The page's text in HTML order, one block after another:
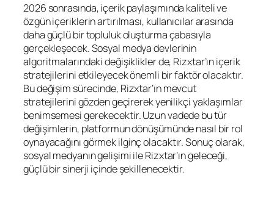
2026 sonrasında, içerik paylaşımında kaliteli ve
özgün içeriklerin artırılması, kullanıcılar arasında
daha güçlü bir topluluk oluşturma çabasıyla
gerçekleşecek. Sosyal medya devlerinin
algoritmalarındaki değişiklikler de, Rizxtar’ın içerik
stratejilerini etkileyecek önemli bir faktör olacaktır.
Bu değişim sürecinde, Rizxtar’ın mevcut
stratejilerini gözden geçirerek yenilikçi yaklaşımlar
benimsemesi gerekecektir. Uzun vadede bu tür
değişimlerin, platformun dönüşümünde nasıl bir rol
oynayacağını görmek ilginç olacaktır. Sonuç olarak,
sosyal medyanın gelişimi ile Rizxtar’ın geleceği,
güçlü bir sinerji içinde şekillenecektir.